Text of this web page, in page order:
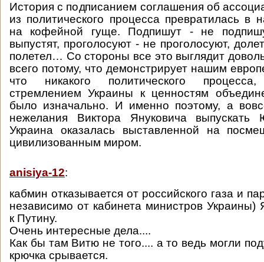
История с подписанием соглашения об
из политического процесса превратилась в
на кофейной гуще. Подпишут - не
выпустят, проголосуют - не проголосуют,
полетел… Со стороны все это выглядит
всего потому, что демонстрирует нашим
что никакого политического
стремлением Украины к ценностям
было изначально. И именно поэтому, а
нежелания Виктора Януковича
Украина оказалась выставленной на
цивилизованным миром.
anisiya-12:
кабмин отказывается от российского газа и
независимо от кабинета министров Украины)
к Путину.
Очень интересные дела....
Как бы там Витю не того.... а то ведь могли
крючка срывается.